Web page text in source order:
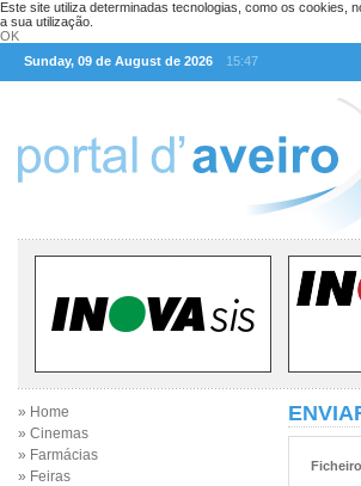
Este site utiliza determinadas tecnologias, como os cookies,
a sua utilização.
OK
Sunday, 09 de August de 2026
15:47
» Home
» Cinemas
» Farmácias
» Feiras